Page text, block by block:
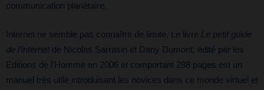
communication planétaire.
Internet ne semble pas connaître de limite. Le livre Le petit guide
de l’internet de Nicolas Sarrasin et Dany Dumont, édité par les
Editions de l’Homme en 2006 et comportant 288 pages est un
manuel très utile introduisant les novices dans ce monde virtuel et